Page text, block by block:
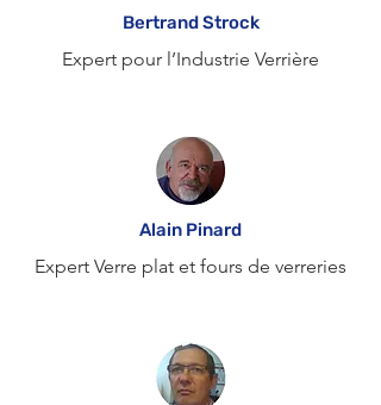
Bertrand Strock
Expert pour l’Industrie Verrière
Alain Pinard
Expert Verre plat et fours de verreries